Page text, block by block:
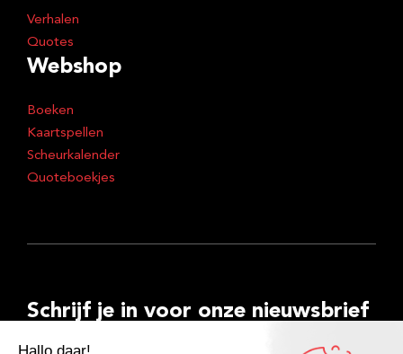
Verhalen
Quotes
Webshop
Boeken
Kaartspellen
Scheurkalender
Quoteboekjes
Schrijf je in voor onze nieuwsbrief